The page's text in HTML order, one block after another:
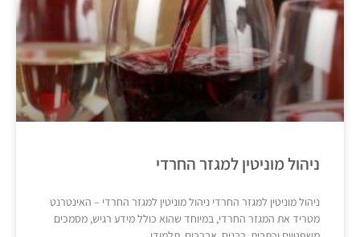
ניהול מוניטין למגזר החרדי
ניהול מוניטין למגזר החרדי ניהול מוניטין למגזר החרדי – האינטרנט
מטריד את המגזר החרדי, במיוחד שהוא כולל מידע רגיש, מסמכים